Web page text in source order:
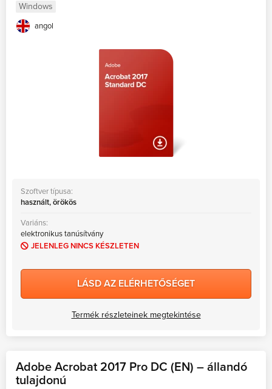
Windows
angol
Szoftver típusa:
használt, örökös
Variáns:
elektronikus tanúsítvány
JELENLEG NINCS KÉSZLETEN
LÁSD AZ ELÉRHETŐSÉGET
Termék részleteinek megtekintése
Adobe Acrobat 2017 Pro DC (EN) – állandó
tulajdonú